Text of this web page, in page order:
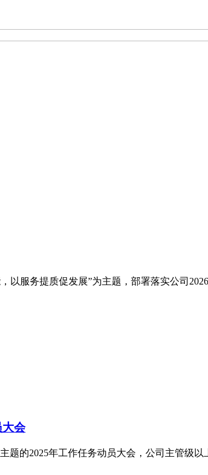
以服务提质促发展”为主题，部署落实公司
大会
题的2025年工作任务动员大会，公司主管级